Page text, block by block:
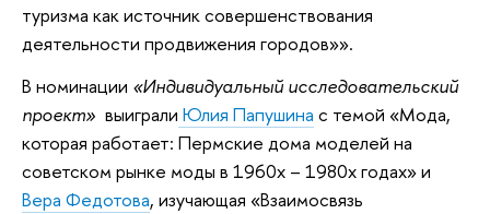
туризма как источник совершенствования
деятельности продвижения городов»».
В номинации «Индивидуальный исследовательский
проект» выиграли Юлия Папушина с темой «Мода,
которая работает: Пермские дома моделей на
советском рынке моды в 1960х – 1980х годах» и
Вера Федотова, изучающая «Взаимосвязь